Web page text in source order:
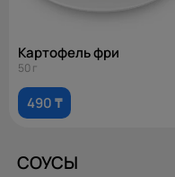
Картофель фри
50 г
490 ₸
СОУСЫ